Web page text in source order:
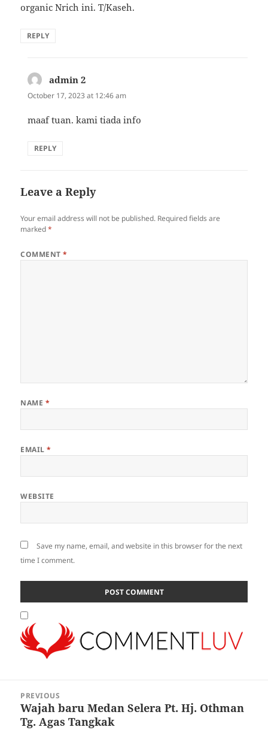
organic Nrich ini. T/Kaseh.
REPLY
admin 2
October 17, 2023 at 12:46 am
maaf tuan. kami tiada info
REPLY
Leave a Reply
Your email address will not be published. Required fields are
marked*
COMMENT*
NAME *
EMAIL*
WEBSITE
Save my name, email, and website in this browser for the next
time I comment.
navigation
PREVIOUS
Previous
post:
Wajah baru Medan Selera Pt. Hj. Othman
Tg. Agas Tangkak